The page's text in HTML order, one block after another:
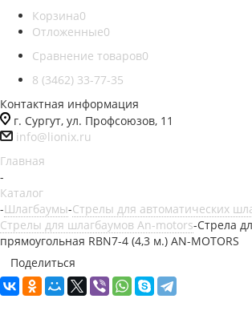
Корзина0
Отложенные0
Сравнение товаров0
8 (3462) 33-77-35
Контактная информация
г. Сургут, ул. Профсоюзов, 11
info@lionix.ru
Главная
-
Каталог
-Шлагбаумы-Стрелы для автоматических
Стрелы для шлагбаумов An-motors-Стрела
прямоугольная RBN7-4 (4,3 м.) AN-MOTORS
Поделиться